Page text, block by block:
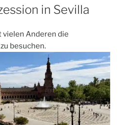
in Sevilla
Anderen die
besuchen.